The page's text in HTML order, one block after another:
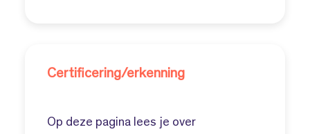
Certificering/erkenning
Op deze pagina lees je over